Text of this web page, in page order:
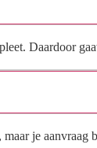
Daardoor
je aanvraag